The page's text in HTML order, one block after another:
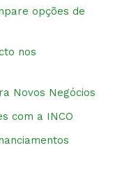
opções de
nos
Novos Negócios
com a INCO